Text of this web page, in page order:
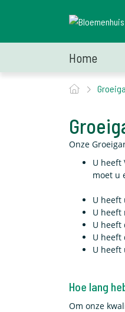
Home
Onze
U heeft
moet u
U heeft
U heeft
U heeft
U heeft
U heeft
Hoe lang
Om onze